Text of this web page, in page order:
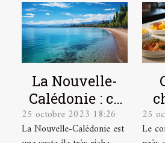
La Nouvelle-
Calédonie : ce
qu’il faut
comprendre !
25 octobre 2023 18:26
La Nouvelle-Calédonie est
25
Le